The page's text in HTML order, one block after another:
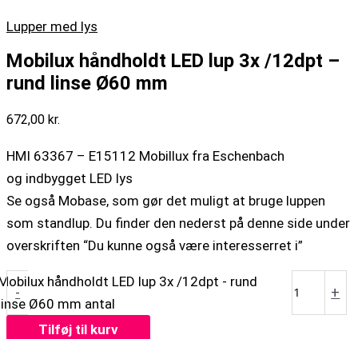
Lupper med lys
Mobilux håndholdt LED lup 3x /12dpt –
rund linse Ø60 mm
672,00 kr.
HMI 63367 – E15112 Mobillux fra Eschenbach
og indbygget LED lys
Se også Mobase, som gør det muligt at bruge luppen
som standlup. Du finder den nederst på denne side under
overskriften “Du kunne også være interesserret i”
-
håndholdt LED lup 3x /12dpt - rund
Ø60 mm antal
+
Tilføj til kurv